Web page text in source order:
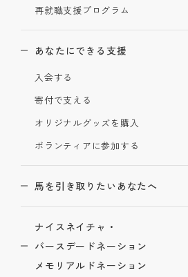
再就職支援プログラム
あなたにできる支援
入会する
寄付で支える
オリジナルグッズを購入
ボランティアに参加する
馬を引き取りたいあなたへ
ナイスネイチャ・
バースデードネーション
メモリアルドネーション